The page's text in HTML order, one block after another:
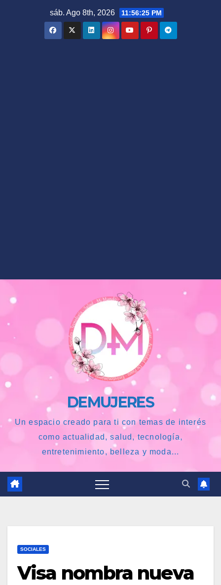
sáb. Ago 8th, 2026 11:56:26 PM
DEMUJERES
Un espacio creado para ti con temas de interés
como actualidad, salud, tecnología,
entretenimiento, belleza y moda...
SOCIALES
Visa nombra nueva